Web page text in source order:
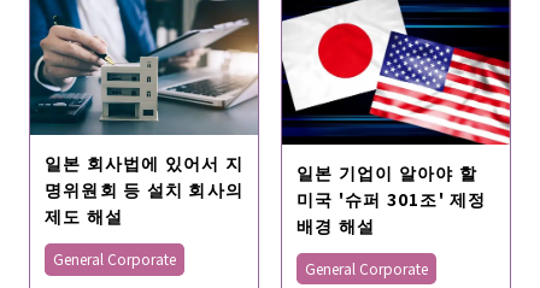
일본 회사법에 있어서 지
명위원회 등 설치 회사의
제도 해설
General Corporate
일본 기업이 알아야 할
미국 '슈퍼 301조' 제정
배경 해설
General Corporate